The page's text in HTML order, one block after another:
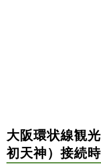
大阪環状線観
初天神）接続